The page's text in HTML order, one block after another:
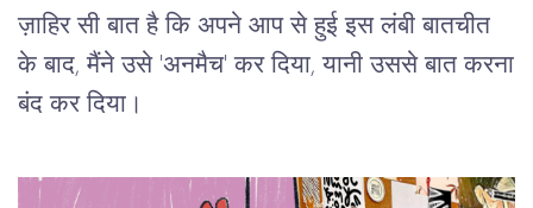
ज़ाहिर सी बात है कि अपने आप से हुई इस लंबी बातचीत
के बाद, मैंने उसे 'अनमैच' कर दिया, यानी उससे बात करना
बंद कर दिया।